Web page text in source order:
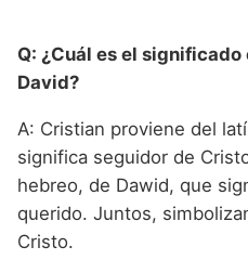
Q: ¿Cuál es el
David?
A: Cristian proviene del
significa seguidor de
hebreo, de Dawid, que
querido. Juntos,
Cristo.